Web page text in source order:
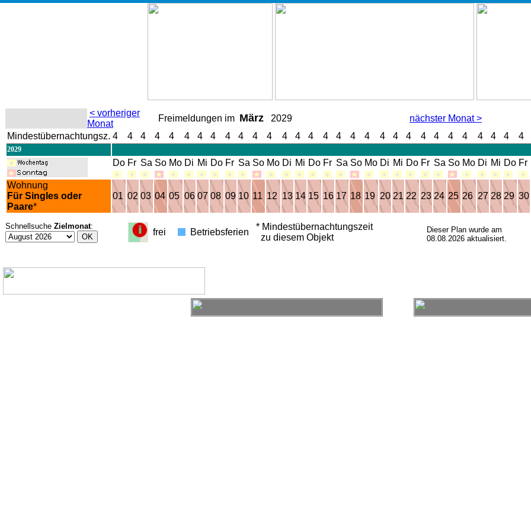
< vorheriger
Monat
Freimeldungen im März 2029
nächster Monat >
Mindestübernachtungsz. 4 4 4 4 4 4 4 4 4 4 4 4 4 4 4 4 4 4 4 4 4 4 4 4 4 4 4 4 4 4
2029
Do Fr Sa So Mo Di Mi Do Fr Sa So Mo Di Mi Do Fr Sa So Mo Di Mi Do Fr Sa So Mo Di Mi Do Fr
Wohnung
Für Singles oder
Paare*
01 02 03 04 05 06 07 08 09 10 11 12 13 14 15 16 17 18 19 20 21 22 23 24 25 26 27 28 29 30
Schnellsuche Zielmonat:
frei Betriebsferien
* Mindestübernachtungszeit
zu diesem Objekt
Dieser Plan wurde am
08.08.2026 aktualisiert.